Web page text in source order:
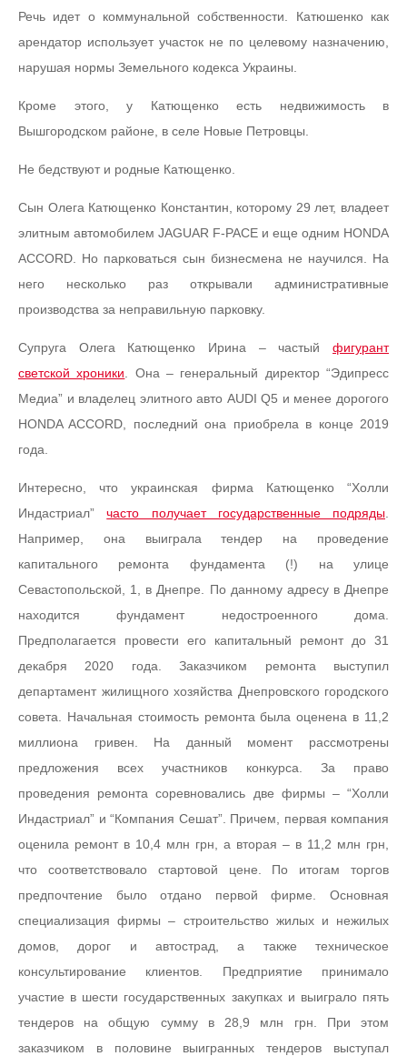
Речь идет о коммунальной собственности. Катюшенко как
арендатор использует участок не по целевому назначению,
нарушая нормы Земельного кодекса Украины.
Кроме этого, у Катющенко есть недвижимость в
Вышгородском районе, в селе Новые Петровцы.
Не бедствуют и родные Катющенко.
Сын Олега Катющенко Константин, которому 29 лет, владеет
элитным автомобилем JAGUAR F-PACE и еще одним HONDA
ACCORD. Но парковаться сын бизнесмена не научился. На
него несколько раз открывали административные
производства за неправильную парковку.
Супруга Олега Катющенко Ирина – частый фигурант
светской хроники . Она – генеральный директор “Эдипресс
Медиа” и владелец элитного авто AUDI Q5 и менее дорогого
HONDA ACCORD, последний она приобрела в конце 2019
года.
Интересно, что украинская фирма Катющенко “Холли
Индастриал”часто получает государственные подряды
Например, она выиграла тендер на проведение
капитального ремонта фундамента (!) на улице
Севастопольской, 1, в Днепре. По данному адресу в Днепре
находится фундамент недостроенного дома.
Предполагается провести его капитальный ремонт до 31
декабря 2020 года. Заказчиком ремонта выступил
департамент жилищного хозяйства Днепровского городского
совета. Начальная стоимость ремонта была оценена в 11,2
миллиона гривен. На данный момент рассмотрены
предложения всех участников конкурса. За право
проведения ремонта соревновались две фирмы – “Холли
Индастриал” и “Компания Сешат”. Причем, первая компания
оценила ремонт в 10,4 млн грн, а вторая – в 11,2 млн грн,
что соответствовало стартовой цене. По итогам торгов
предпочтение было отдано первой фирме. Основная
специализация фирмы – строительство жилых и нежилых
домов, дорог и автострад, а также техническое
консультирование клиентов. Предприятие принимало
участие в шести государственных закупках и выиграло пять
тендеров на общую сумму в 28,9 млн грн. При этом
заказчиком в половине выигранных тендеров выступал